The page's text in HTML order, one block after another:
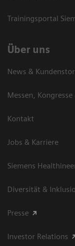
Trainingsportal
Über uns
News &
Messen,
Kontakt
Jobs & Karriere
Siemens
Diversität &
Presse
Investor Relations